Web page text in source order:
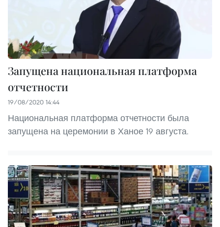
Запущена национальная платформа
отчетности
19/08/2020 14:44
Национальная платформа отчетности была
запущена на церемонии в Ханое 19 августа.